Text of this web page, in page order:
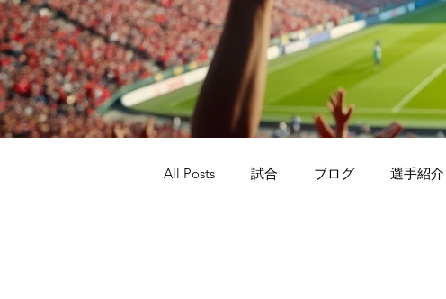
All Posts 試合 ブログ 選手紹介